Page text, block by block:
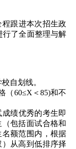
程跟进本次招生政
行了全面整理与解
自划线。
（60≤X ＜ 85)和不
绩优秀的考生即
包括面试合格和
额范围内，根据
从高到低排序择